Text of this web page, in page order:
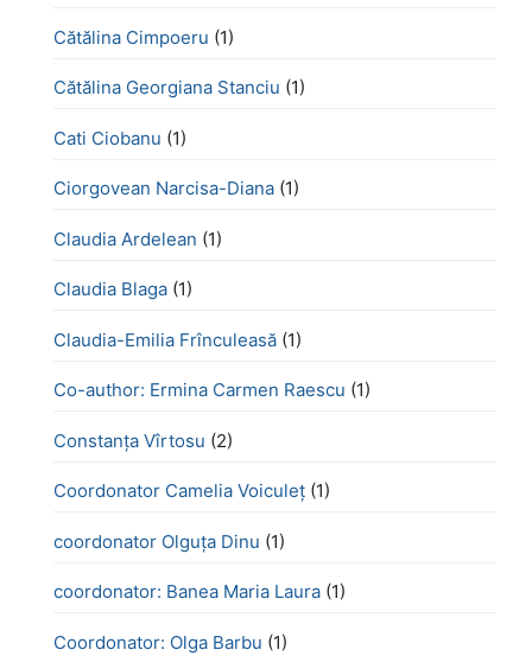
Cătălina Cimpoeru (1)
Cătălina Georgiana Stanciu (1)
Cati Ciobanu (1)
Ciorgovean Narcisa-Diana (1)
Claudia Ardelean (1)
Claudia Blaga (1)
Claudia-Emilia Frînculeasă (1)
Co-author: Ermina Carmen Raescu (1)
Constanța Vîrtosu (2)
Coordonator Camelia Voiculeț (1)
coordonator Olguța Dinu (1)
coordonator: Banea Maria Laura (1)
Coordonator: Olga Barbu (1)